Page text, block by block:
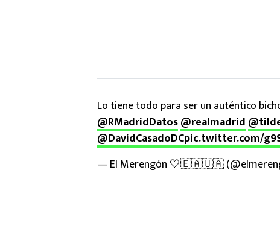
Lo tiene todo para ser un auténtico
@RMadridDatos@realmadrid
@DavidCasadoDCpic.twitter.com/
— El Merengón 🤍🇪🇦🇺🇦